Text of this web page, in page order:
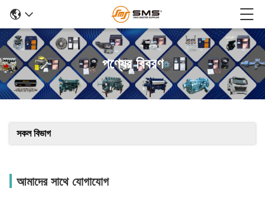
পণ্যের বিবরণ
সকল বিভাগ
আমাদের সাথে যোগাযোগ